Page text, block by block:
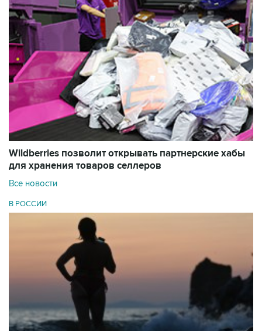
Wildberries позволит открывать партнерские хабы
для хранения товаров селлеров
Все новости
В РОССИИ